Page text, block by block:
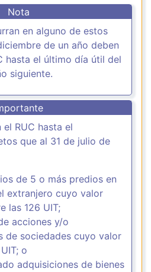
Nota
en alguno de estos
de un año deben
hasta el último día útil del
siguiente.
RUC hasta el
que al 31 de julio de
de 5 o más predios en
extranjero cuyo valor
las 126 UIT;
acciones y/o
de sociedades cuyo valor
o
adquisiciones de bienes